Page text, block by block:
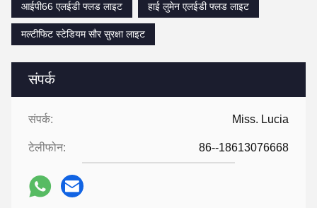
संपर्क
संपर्क: Miss. Lucia
टेलीफोन: 86--18613076668
आईपी66 एलईडी फ्लड लाइट
हाई लुमेन एलईडी फ्लड लाइट
मल्टीफिट स्टेडियम सौर सुरक्षा लाइट